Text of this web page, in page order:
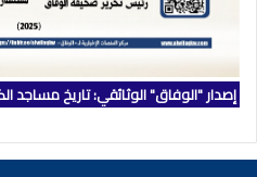
إصدار "الوفاق" الوثائقي: تاريخ مساجد